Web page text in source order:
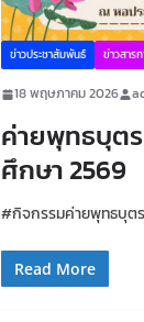
ข่าวประชาสัมพันธ์ ข่าวสาร
18 พฤษภาคม 2026
ค่ายพุทธบุตร
ศึกษา 2569
#กิจกรรมค่ายพุทธบุตร
Read More